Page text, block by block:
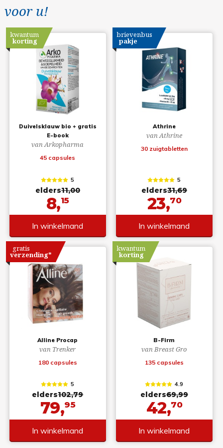
voor u!
Duivelsklauw bio + gratis
E-book
van Arkopharma
45 capsules
kwantum
korting
5
elders11,00
8,15
In winkelmand
Athrine
van Athrine
30 zuigtabletten
brievenbus
pakje
5
elders31,69
23,70
In winkelmand
Alline Procap
van Trenker
180 capsules
gratis
verzending*
5
elders102,79
79,95
In winkelmand
B-Firm
van Breast Gro
135 capsules
kwantum
korting
4.9
elders69,99
42,70
In winkelmand